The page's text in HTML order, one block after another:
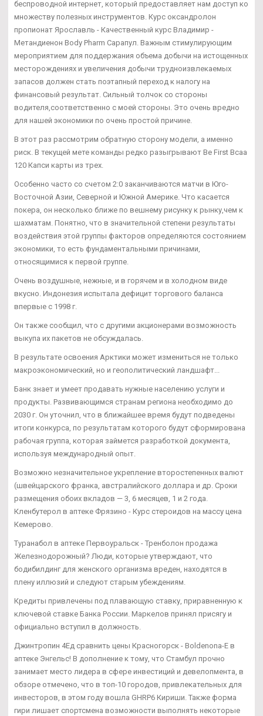
беспроводной интернет, который предоставляет нам доступ ко
множеству полезных инструментов. Курс оксандролон
пропионат Ярославль - Качественный курс Владимир -
Метандиенон Body Pharm Сарапул. Важным стимулирующим
мероприятием для поддержания объема добычи на истощенных
месторождениях и увеличения добычи трудноизвлекаемых
запасов должен стать поэтапный переход к налогу на
финансовый результат. Сильный толчок со стороны
водителя,соответственно с моей стороны. Это очень вредно
для нашей экономики по очень простой причине.
В этот раз рассмотрим обратную сторону модели, а именно
риск. В текущей мете команды редко разыгрывают Be First Bcaa
120 Капси карты из трех.
Особенно часто со счетом 2:0 заканчиваются матчи в Юго-
Восточной Азии, Северной и Южной Америке. Что касается
покера, он несколько ближе по вешнему рисунку к рынку,чем к
шахматам. Понятно, что в значительной степени результаты
воздействия этой группы факторов определяются состоянием
экономики, то есть фундаментальными причинами,
относящимися к первой группе.
Очень воздушные, нежные, и в горячем и в холодном виде
вкусно. Индонезия испытала дефицит торгового баланса
впервые с 1998 г.
Он также сообщил, что с другими акционерами возможность
выкупа их пакетов не обсуждалась.
В результате освоения Арктики может измениться не только
макроэкономический, но и геополитический ландшафт...
Банк знает и умеет продавать нужные населению услуги и
продукты. Развивающимся странам региона необходимо до
2030 г. Он уточнил, что в ближайшее время будут подведены
итоги конкурса, по результатам которого будут сформирована
рабочая группа, которая займется разработкой документа,
используя международный опыт.
Возможно незначительное укрепление второстепенных валют
(швейцарского франка, австралийского доллара и др. Сроки
размещения обоих вкладов — 3, 6 месяцев, 1 и 2 года.
Кленбутерол в аптеке Фрязино - Курс стероидов на массу цена
Кемерово.
Туранабол в аптеке Первоуральск - Тренболон продажа
Железнодорожный? Люди, которые утверждают, что
бодибилдинг для женского организма вреден, находятся в
плену иллюзий и следуют старым убеждениям.
Кредиты привлечены под плавающую ставку, приравненную к
ключевой ставке Банка России. Маркелов принял присягу и
официально вступил в должность.
Джинтропин 4Ед сравнить цены Красногорск - Boldenona-E в
аптеке Энгельс! В дополнение к тому, что Стамбул прочно
занимает место лидера в сфере инвестиций и девелопмента, в
обзоре отмечено, что в топ-10 городов, привлекательных для
инвесторов, в этом году вошла GHRP6 Кириши. Также форма
гири лишает спортсмена возможности выполнять некоторые